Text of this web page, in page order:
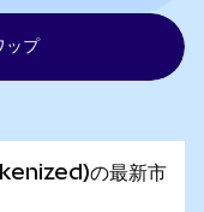
ップ
の最新市